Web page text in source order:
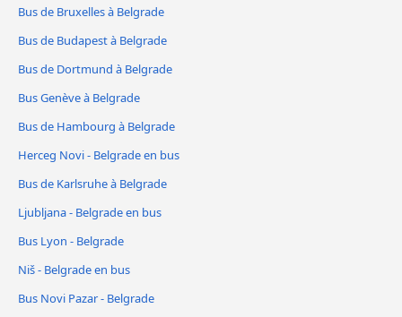
Bus de Bruxelles à Belgrade
Bus de Budapest à Belgrade
Bus de Dortmund à Belgrade
Bus Genève à Belgrade
Bus de Hambourg à Belgrade
Herceg Novi - Belgrade en bus
Bus de Karlsruhe à Belgrade
Ljubljana - Belgrade en bus
Bus Lyon - Belgrade
Niš - Belgrade en bus
Bus Novi Pazar - Belgrade